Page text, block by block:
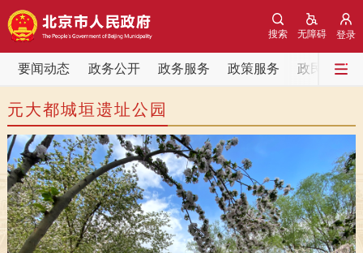
登录
无障碍
搜索
要闻动态 政务公开 政务服务 政策服务 政民互动
要闻动态
党中央精神 国务院信息
北京要闻 会议信息
各区热点
政务公开
元大都城垣遗址公园